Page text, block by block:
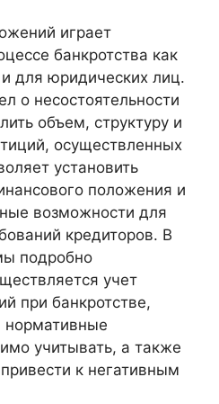
играет
банкротства как
для юридических лиц.
о несостоятельности
объем, структуру и
осуществленных
установить
положения и
возможности для
кредиторов. В
подробно
учет
при банкротстве,
нормативные
учитывать, а также
к негативным